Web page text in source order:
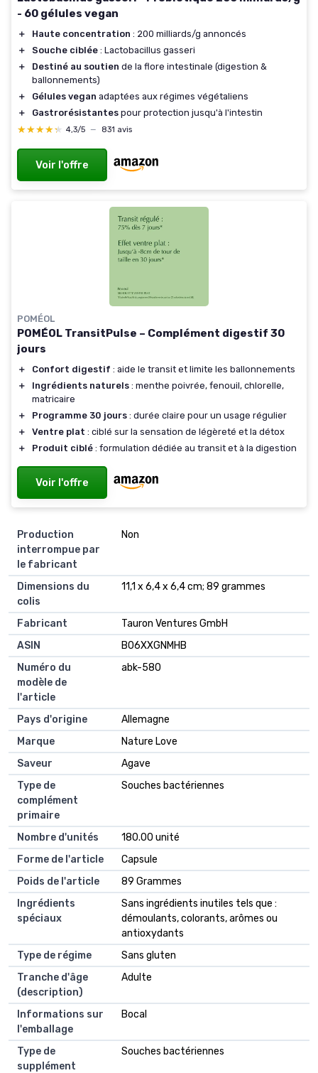
- 60 gélules vegan
＋ Haute concentration : 200 milliards/g annoncés
＋
Souche ciblée : Lactobacillus gasseri
＋
Destiné au soutien de la flore intestinale (digestion &
ballonnements)
＋
Gélules vegan adaptées aux régimes végétaliens
＋
Gastrorésistantes pour protection jusqu'à l'intestin
★★★★★
★★★★★ 4,3/5 — 831 avis
Voir l'offre
POMÉOL
POMÉOL TransitPulse – Complément digestif 30
jours
＋ Confort digestif : aide le transit et limite les ballonnements
＋
Ingrédients naturels : menthe poivrée, fenouil, chlorelle,
matricaire
＋
Programme 30 jours : durée claire pour un usage régulier
＋
Ventre plat : ciblé sur la sensation de légèreté et la détox
＋
Produit ciblé : formulation dédiée au transit et à la digestion
Voir l'offre
Production
interrompue par
le fabricant
Non
Dimensions du
colis
11,1 x 6,4 x 6,4 cm; 89 grammes
Fabricant
Tauron Ventures GmbH
ASIN
B06XXGNMHB
Numéro du
modèle de
l'article
abk-580
Pays d'origine
Allemagne
Marque
Nature Love
Saveur
Agave
Type de
complément
primaire
Souches bactériennes
Nombre d'unités
180.00 unité
Forme de l'article
Capsule
Poids de l'article
89 Grammes
Ingrédients
spéciaux
Sans ingrédients inutiles tels que :
démoulants, colorants, arômes ou
antioxydants
Type de régime
Sans gluten
Tranche d'âge
(description)
Adulte
Informations sur
l'emballage
Bocal
Type de
supplément
Souches bactériennes